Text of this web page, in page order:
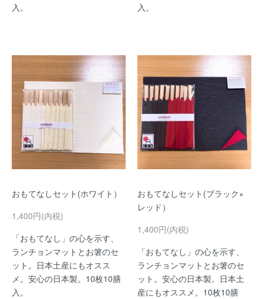
入。
入。
おもてなしセット(ホワイト）
1,400円(内税)
「おもてなし」の心を示す、
ランチョンマットとお箸のセ
ット。日本土産にもオスス
メ。安心の日本製。10枚10膳
入。
おもてなしセット(ブラック×
レッド）
1,400円(内税)
「おもてなし」の心を示す、
ランチョンマットとお箸のセ
ット。安心の日本製。日本土
産にもオススメ。10枚10膳